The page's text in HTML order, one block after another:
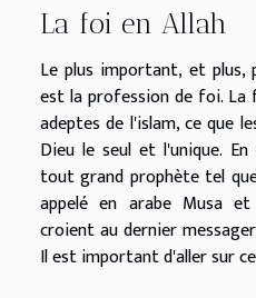
La foi en Allah
Le plus important, et plus,
est la profession de foi. La
adeptes de l'islam, ce que
Dieu le seul et l'unique.
tout grand prophète tel
appelé en arabe Musa
croient au dernier
Il est important d'aller sur